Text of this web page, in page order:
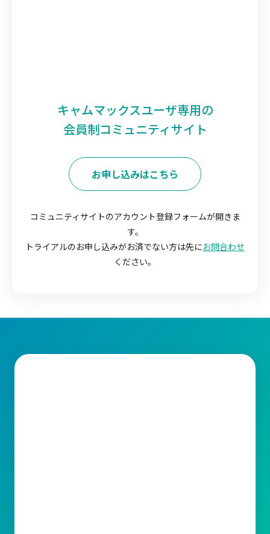
キャムマックスユーザ専用の
会員制コミュニティサイト
お申し込みはこちら
コミュニティサイトのアカウント登録フォームが開きま
す。
トライアルのお申し込みがお済でない方は先にお問合わせ
ください。